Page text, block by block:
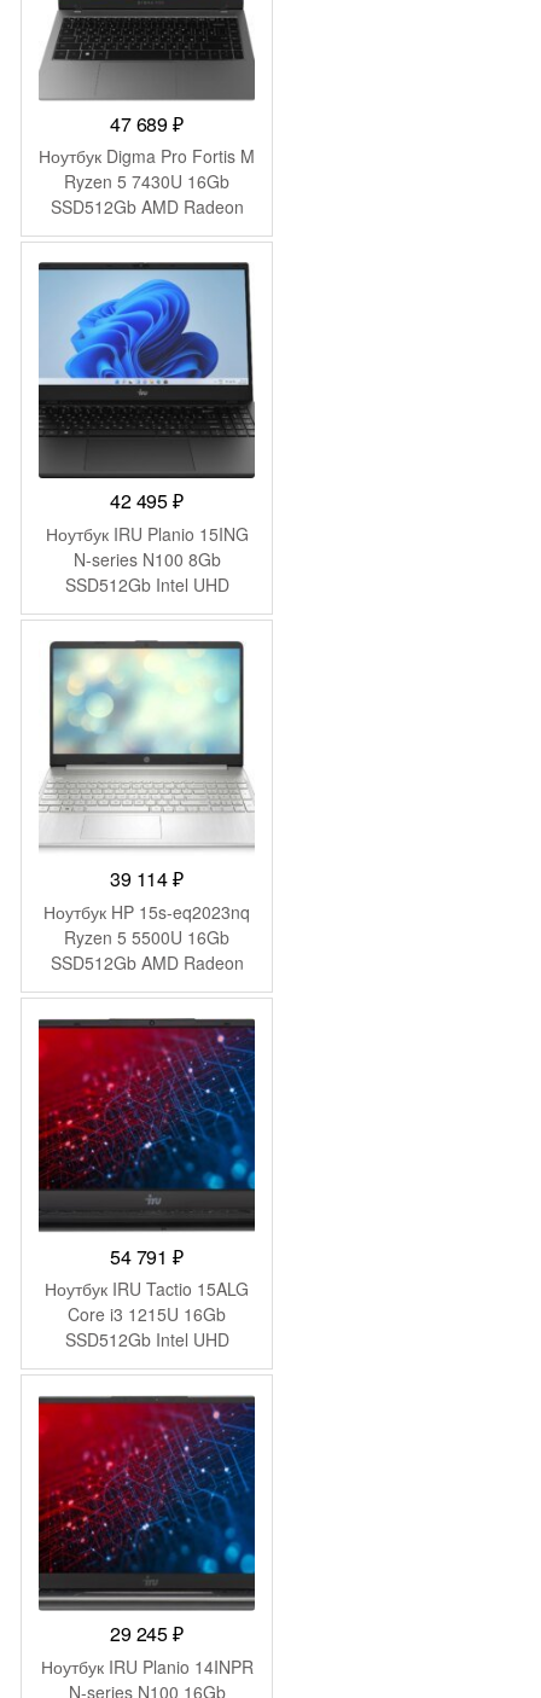
47 689₽
Ноутбук Digma Pro Fortis M
Ryzen 5 7430U 16Gb
SSD512Gb AMD Radeon
Graphics 14.1″ IPS FHD
(1920×1080) Windows 11
Pro grey WiFi BT Cam
4250mAh (DN14R5-
ADXW01)
42 495₽
Ноутбук IRU Planio 15ING
N-series N100 8Gb
SSD512Gb Intel UHD
Graphics 15.6″ IPS FHD
(1920×1080) Windows 11
Pro 64 black WiFi BT Cam
6000mAh (2059105)
39 114₽
Ноутбук HP 15s-eq2023nq
Ryzen 5 5500U 16Gb
SSD512Gb AMD Radeon
Graphics 15.6″ IPS FHD
(1920×1080) FreeDOS
silver WiFi BT Cam
(4Q6E6EA)
54 791₽
Ноутбук IRU Tactio 15ALG
Core i3 1215U 16Gb
SSD512Gb Intel UHD
Graphics 15.6″ IPS FHD
(1920×1080) Windows 11
Pro 64 black WiFi BT Cam
4500mAh (2019268)
29 245₽
Ноутбук IRU Planio 14INPR
N-series N100 16Gb